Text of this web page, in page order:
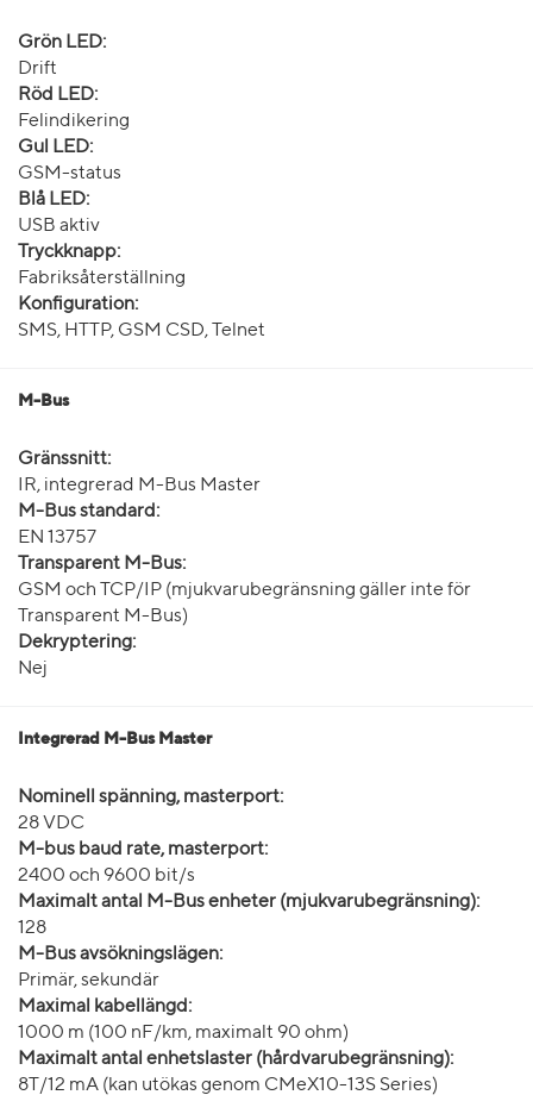
Grön LED:
Drift
Röd LED:
Felindikering
Gul LED:
GSM-status
Blå LED:
USB aktiv
Tryckknapp:
Fabriksåterställning
Konfiguration:
SMS, HTTP, GSM CSD, Telnet
M-Bus
Gränssnitt:
IR, integrerad M-Bus Master
M-Bus standard:
EN 13757
Transparent M-Bus:
GSM och TCP/IP (mjukvarubegränsning gäller inte för
Transparent M-Bus)
Dekryptering:
Nej
Integrerad M-Bus Master
Nominell spänning, masterport:
28 VDC
M-bus baud rate, masterport:
2400 och 9600 bit/s
Maximalt antal M-Bus enheter (mjukvarubegränsning):
128
M-Bus avsökningslägen:
Primär, sekundär
Maximal kabellängd:
1000 m (100 nF/km, maximalt 90 ohm)
Maximalt antal enhetslaster (hårdvarubegränsning):
8T/12 mA (kan utökas genom CMeX10-13S Series)